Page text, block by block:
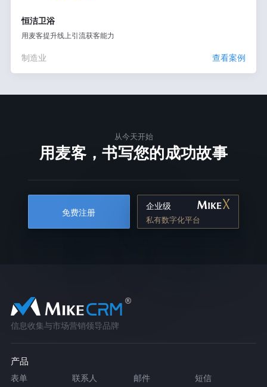
恒洁卫浴
用麦客提升线上引流获客能力
制造业 查看案例
从今天开始
用麦客，书写您的成功故事
免费注册
企业级
私有数字化平台
信息收集与市场营销领导品牌
产品
表单 联系人 邮件
短信